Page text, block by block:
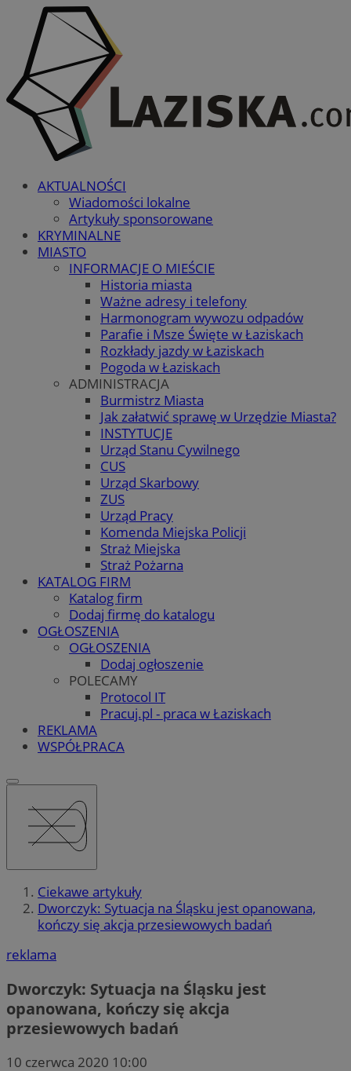
AKTUALNOŚCI
Wiadomości lokalne
Artykuły sponsorowane
KRYMINALNE
MIASTO
INFORMACJE O MIEŚCIE
Historia miasta
Ważne adresy i telefony
Harmonogram wywozu odpadów
Parafie i Msze Święte w Łaziskach
Rozkłady jazdy w Łaziskach
Pogoda w Łaziskach
ADMINISTRACJA
Burmistrz Miasta
Jak załatwić sprawę w Urzędzie Miasta?
INSTYTUCJE
Urząd Stanu Cywilnego
CUS
Urząd Skarbowy
ZUS
Urząd Pracy
Komenda Miejska Policji
Straż Miejska
Straż Pożarna
KATALOG FIRM
Katalog firm
Dodaj firmę do katalogu
OGŁOSZENIA
OGŁOSZENIA
Dodaj ogłoszenie
POLECAMY
Protocol IT
Pracuj.pl - praca w Łaziskach
REKLAMA
WSPÓŁPRACA
Ciekawe artykuły
Dworczyk: Sytuacja na Śląsku jest opanowana,
kończy się akcja przesiewowych badań
reklama
Dworczyk: Sytuacja na Śląsku jest
opanowana, kończy się akcja
przesiewowych badań
10 czerwca 2020 10:00